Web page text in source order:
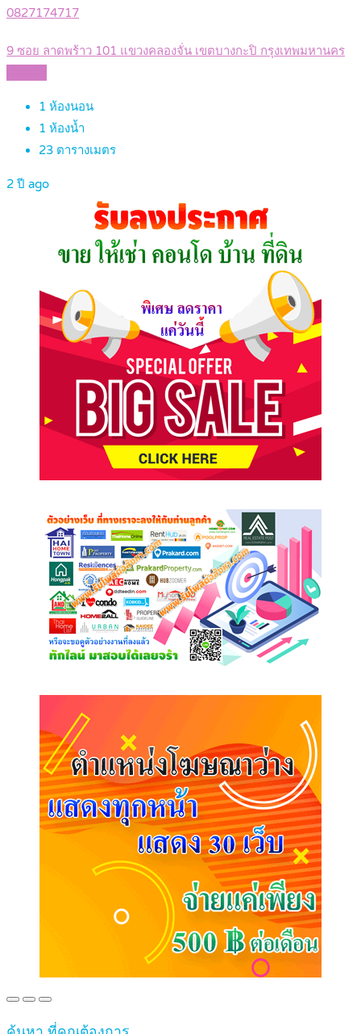
0827174717
9 ซอย ลาดพร้าว 101 แขวงคลองจั่น เขตบางกะปิ กรุงเทพมหานคร
1 ห้องนอน
1 ห้องน้ำ
23 ตารางเมตร
2 ปี ago